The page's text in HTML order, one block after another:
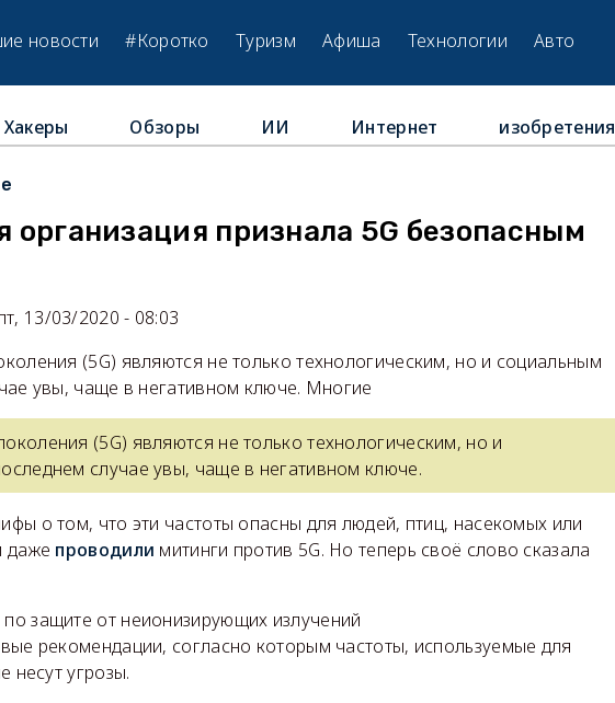
новости #Коротко Туризм Афиша Технологии Авто
Хакеры Обзоры ИИ Интернет изобретения
признала 5G безопасным
13/03/2020 - 08:03
(5G) являются не только технологическим, но и социальным
увы, чаще в негативном ключе. Многие
(5G) являются не только технологическим, но и
случае увы, чаще в негативном ключе.
о том, что эти частоты опасны для людей, птиц, насекомых или
даже проводили митинги против 5G. Но теперь своё слово сказала
защите от неионизирующих излучений
рекомендации, согласно которым частоты, используемые для
несут угрозы.